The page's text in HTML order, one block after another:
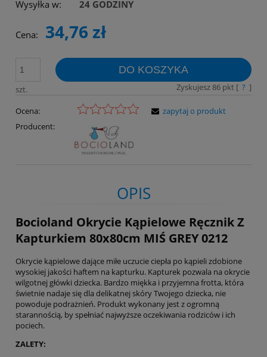
Wysyłka w:
24 GODZINY
Cena: 34,76 zł
szt.
DO KOSZYKA
Zyskujesz 86pkt [ ? ]
Ocena:
Producent:
zapytaj o produkt
OPIS
Bocioland Okrycie Kąpielowe Ręcznik Z
Kapturkiem 80x80cm MIŚ GREY 0212
Okrycie kąpielowe dające miłe uczucie ciepła po kąpieli zdobione
wysokiej jakości haftem na kapturku. Kapturek pozwala na okrycie
wilgotnej główki dziecka. Bardzo miękka i przyjemna frotta, która
świetnie nadaje się dla delikatnej skóry Twojego dziecka, nie
powoduje podrażnień. Produkt wykonany jest z ogromną
starannością, by spełniać najwyższe oczekiwania rodziców i ich
pociech.
ZALETY: